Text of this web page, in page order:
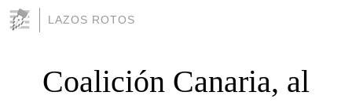
LAZOS ROTOS
Coalición Canaria, al